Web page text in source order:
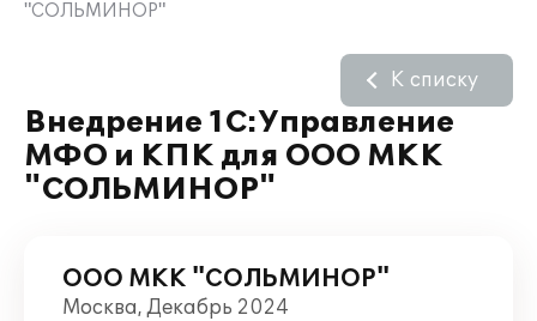
"СОЛЬМИНОР"
Внедрение 1С:Управление
МФО и КПК для ООО МКК
"СОЛЬМИНОР"
К списку
ООО МКК "СОЛЬМИНОР"
Москва, Декабрь 2024